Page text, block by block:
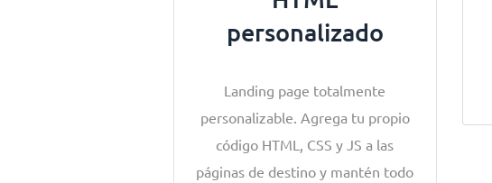
personalizado
Landing page totalmente
personalizable. Agrega tu propio
código HTML, CSS y JS a las
páginas de destino y mantén todo